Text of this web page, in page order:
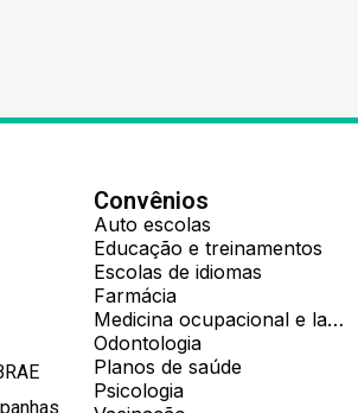
Convênios
Auto escolas
Educação e treinamentos
Escolas de idiomas
Farmácia
Medicina ocupacional e laboratorial
Odontologia
Planos de saúde
Psicologia